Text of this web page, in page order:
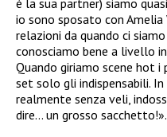
io sono sposato con
relazioni da quando ci
conosciamo bene a livello
Quando giriamo scene hot
set solo gli indispensabili.
realmente senza veli,
dire… un grosso